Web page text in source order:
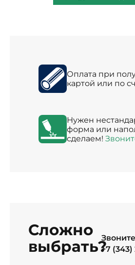
Оплата при
картой или по
Нужен
форма или
сделаем!
Сложно
выбрать?+7